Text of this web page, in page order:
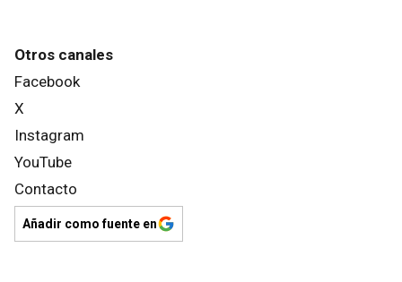
Otros canales
Facebook
X
Instagram
YouTube
Contacto
Añadir como fuente en